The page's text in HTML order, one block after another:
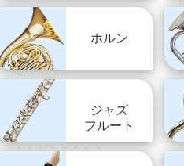
ホルン
ジャズ
フルート